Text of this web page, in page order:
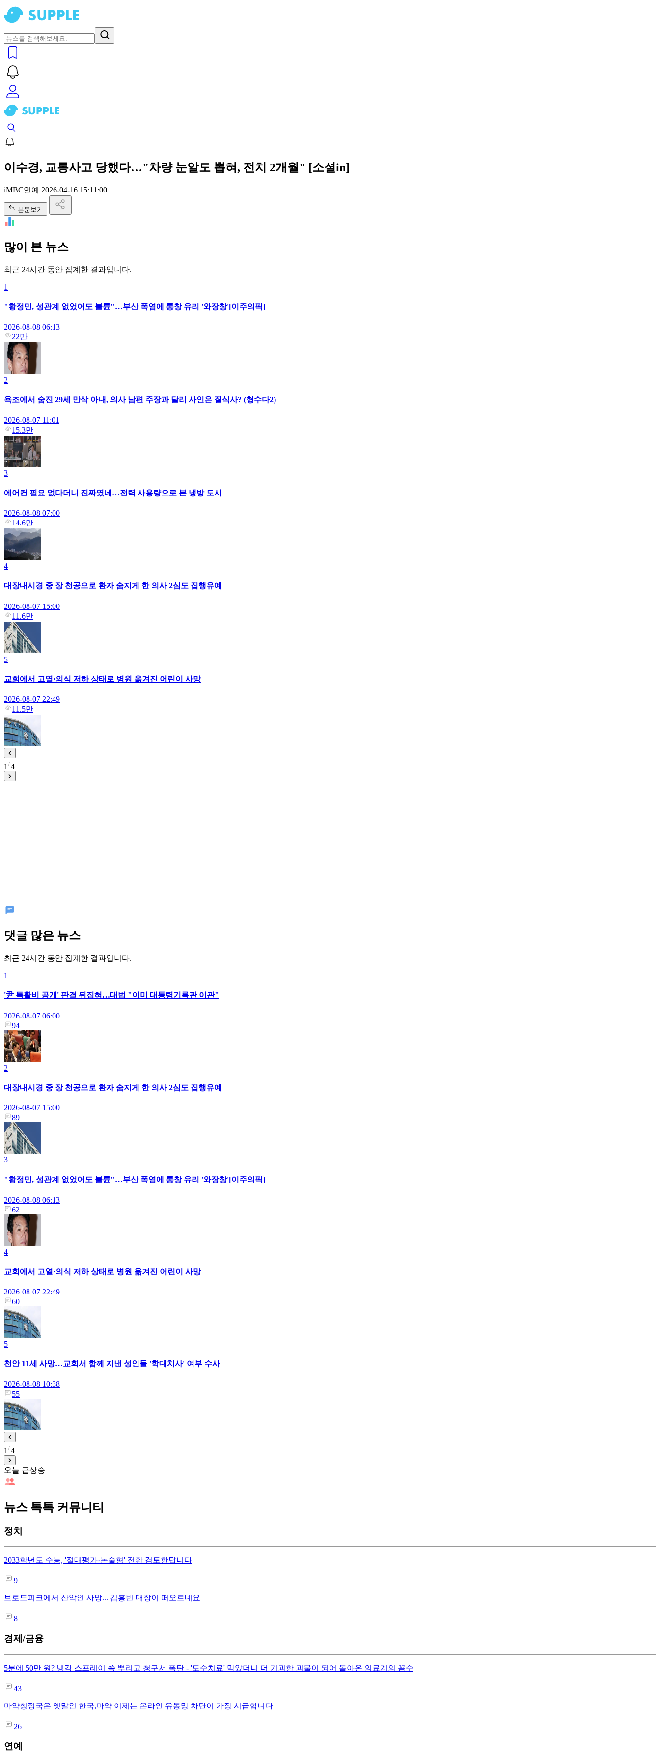
이수경, 교통사고 당했다…"차량 눈알도 뽑혀, 전치 2개월" [소셜in]
iMBC연예 2026-04-16 15:11:00
본문보기
많이 본 뉴스
최근 24시간 동안 집계한 결과입니다.
1
"황정민, 성관계 없었어도 불륜"…부산 폭염에 통창 유리 '와장창'[이주의픽]
2026-08-08 06:13
22만
2
욕조에서 숨진 29세 만삭 아내, 의사 남편 주장과 달리 사인은 질식사? (형수다2)
2026-08-07 11:01
15.3만
3
에어컨 필요 없다더니 진짜였네…전력 사용량으로 본 냉방 도시
2026-08-08 07:00
14.6만
4
대장내시경 중 장 천공으로 환자 숨지게 한 의사 2심도 집행유예
2026-08-07 15:00
11.6만
5
교회에서 고열·의식 저하 상태로 병원 옮겨진 어린이 사망
2026-08-07 22:49
11.5만
1 4
댓글 많은 뉴스
최근 24시간 동안 집계한 결과입니다.
1
'尹 특활비 공개' 판결 뒤집혀…대법 "이미 대통령기록관 이관"
2026-08-07 06:00
94
2
대장내시경 중 장 천공으로 환자 숨지게 한 의사 2심도 집행유예
2026-08-07 15:00
89
3
"황정민, 성관계 없었어도 불륜"…부산 폭염에 통창 유리 '와장창'[이주의픽]
2026-08-08 06:13
62
4
교회에서 고열·의식 저하 상태로 병원 옮겨진 어린이 사망
2026-08-07 22:49
60
5
천안 11세 사망…교회서 함께 지낸 성인들 '학대치사' 여부 수사
2026-08-08 10:38
55
1 4
오늘 급상승
뉴스 톡톡 커뮤니티
정치
2033학년도 수능, '절대평가·논술형' 전환 검토한답니다
9
브로드피크에서 산악인 사망... 김홍빈 대장이 떠오르네요
8
경제/금융
5분에 50만 원? 냉각 스프레이 쓱 뿌리고 청구서 폭탄 - '도수치료' 막았더니 더 기괴한 괴물이 되어 돌아온 의료계의 꼼수
43
마약청정국은 옛말인 한국,마약 이제는 온라인 유통망 차단이 가장 시급합니다
26
연예